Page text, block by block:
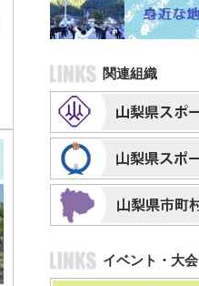
関連組織
イベント・大会